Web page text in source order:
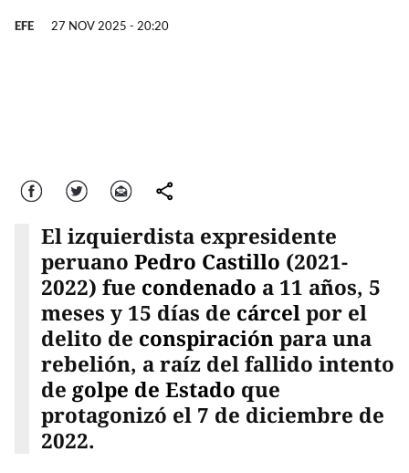
EFE 27 NOV 2025 - 20:20
Facebook Twitter Correo comparte
El izquierdista expresidente
peruano Pedro Castillo (2021-
2022) fue condenado a 11 años, 5
meses y 15 días de cárcelpor el
delito de conspiraciónpara una
rebelión, a raíz del fallido intento
de golpe de Estado que
protagonizó el 7 de diciembre de
2022.